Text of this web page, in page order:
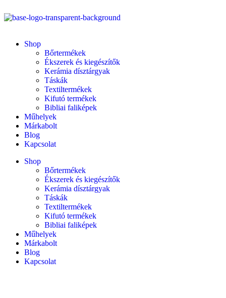
Shop
Bőrtermékek
Ékszerek és kiegészítők
Kerámia dísztárgyak
Táskák
Textiltermékek
Kifutó termékek
Bibliai faliképek
Műhelyek
Márkabolt
Blog
Kapcsolat
Shop
Bőrtermékek
Ékszerek és kiegészítők
Kerámia dísztárgyak
Táskák
Textiltermékek
Kifutó termékek
Bibliai faliképek
Műhelyek
Márkabolt
Blog
Kapcsolat